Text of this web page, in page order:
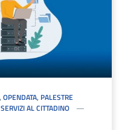
, OPENDATA, PALESTRE
AL CITTADINO